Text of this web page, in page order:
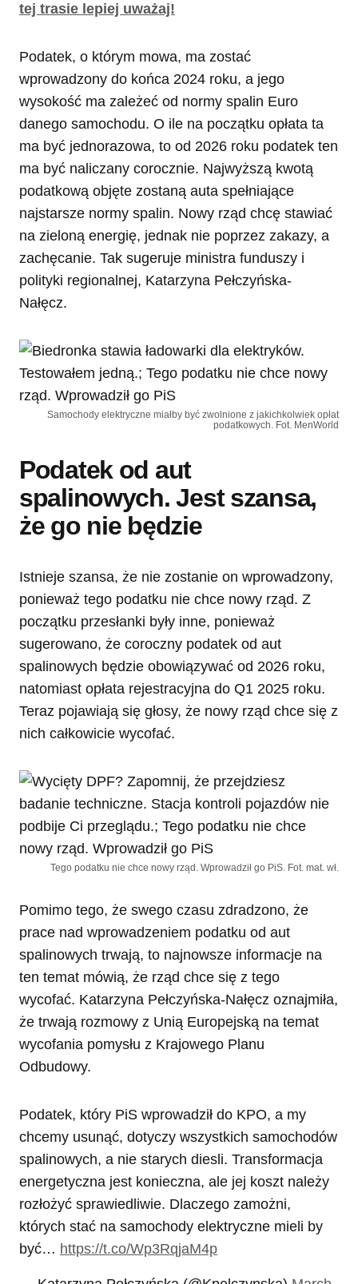
tej trasie lepiej uważaj!
Podatek, o którym mowa, ma zostać
wprowadzony do końca 2024 roku, a jego
wysokość ma zależeć od normy spalin Euro
danego samochodu. O ile na początku opłata ta
ma być jednorazowa, to od 2026 roku podatek ten
ma być naliczany corocznie. Najwyższą kwotą
podatkową objęte zostaną auta spełniające
najstarsze normy spalin. Nowy rząd chcę stawiać
na zieloną energię, jednak nie poprzez zakazy, a
zachęcanie. Tak sugeruje ministra funduszy i
polityki regionalnej, Katarzyna Pełczyńska-
Nałęcz.
Samochody elektryczne miałby być zwolnione z jakichkolwiek opłat
podatkowych. Fot. MenWorld
Podatek od aut
spalinowych. Jest szansa,
że go nie będzie
Istnieje szansa, że nie zostanie on wprowadzony,
ponieważ tego podatku nie chce nowy rząd. Z
początku przesłanki były inne, ponieważ
sugerowano, że coroczny podatek od aut
spalinowych będzie obowiązywać od 2026 roku,
natomiast opłata rejestracyjna do Q1 2025 roku.
Teraz pojawiają się głosy, że nowy rząd chce się z
nich całkowicie wycofać.
Tego podatku nie chce nowy rząd. Wprowadził go PiS. Fot. mat. wł.
Pomimo tego, że swego czasu zdradzono, że
prace nad wprowadzeniem podatku od aut
spalinowych trwają, to najnowsze informacje na
ten temat mówią, że rząd chce się z tego
wycofać. Katarzyna Pełczyńska-Nałęcz oznajmiła,
że trwają rozmowy z Unią Europejską na temat
wycofania pomysłu z Krajowego Planu
Odbudowy.
Podatek, który PiS wprowadził do KPO, a my
chcemy usunąć, dotyczy wszystkich samochodów
spalinowych, a nie starych diesli. Transformacja
energetyczna jest konieczna, ale jej koszt należy
rozłożyć sprawiedliwie. Dlaczego zamożni,
których stać na samochody elektryczne mieli by
być… https://t.co/Wp3RqjaM4p